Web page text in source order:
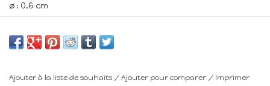
ø : 0,6 cm
Ajouter à la liste de souhaits / Ajouter pour comparer / Imprimer